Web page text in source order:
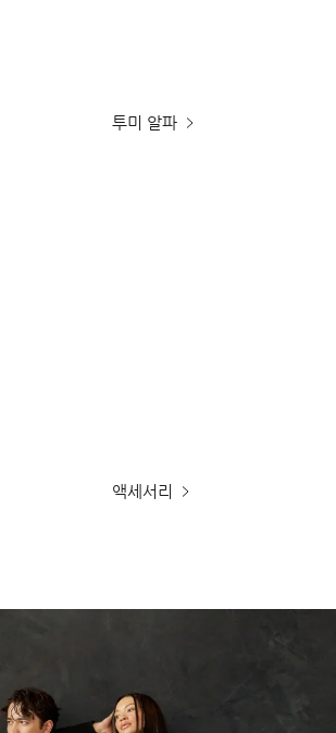
투미 알파
액세서리